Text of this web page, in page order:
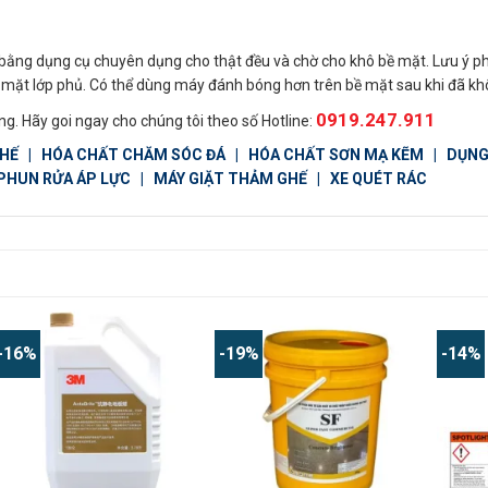
dụng cụ chuyên dụng cho thật đều và chờ cho khô bề mặt. Lưu ý
lớp phủ. Có thể dùng máy đánh bóng hơn trên bề mặt sau khi đã
Hãy goi ngay cho chúng tôi theo số Hotline: 0919.247.911
HÓA CHẤT CHĂM SÓC ĐÁ HÓA CHẤT SƠN MẠ KẼM
RỬA ÁP LỰC
MÁY GIẶT THẢM GHẾ XE QUÉT RÁC
-19% -14%